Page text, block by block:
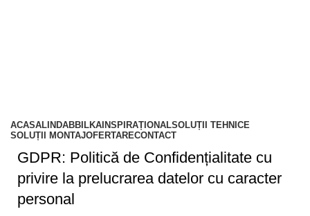
ACASALINDABBILKAINSPIRAȚIONALSOLUȚII TEHNICE
SOLUȚII MONTAJOFERTARECONTACT
GDPR: Politică de Confidențialitate cu
privire la prelucrarea datelor cu caracter
personal